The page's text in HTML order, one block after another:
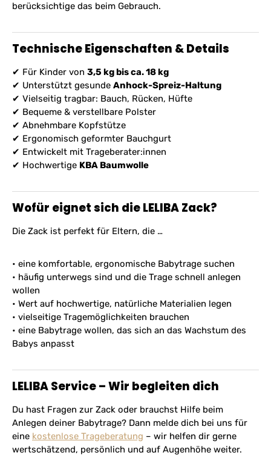
berücksichtige das beim Gebrauch.
Technische Eigenschaften & Details
✔ Für Kinder von 3,5 kg bis ca. 18 kg
✔ Unterstützt gesunde Anhock-Spreiz-Haltung
✔ Vielseitig tragbar: Bauch, Rücken, Hüfte
✔ Bequeme & verstellbare Polster
✔ Abnehmbare Kopfstütze
✔ Ergonomisch geformter Bauchgurt
✔ Entwickelt mit Trageberater:innen
✔ Hochwertige KBA Baumwolle
Wofür eignet sich die LELIBA Zack?
Die Zack ist perfekt für Eltern, die …
• eine komfortable, ergonomische Babytrage suchen
• häufig unterwegs sind und die Trage schnell anlegen
wollen
• Wert auf hochwertige, natürliche Materialien legen
• vielseitige Tragemöglichkeiten brauchen
• eine Babytrage wollen, das sich an das Wachstum des
Babys anpasst
LELIBA Service – Wir begleiten dich
Du hast Fragen zur Zack oder brauchst Hilfe beim
Anlegen deiner Babytrage? Dann melde dich bei uns für
eine kostenlose Trageberatung – wir helfen dir gerne
wertschätzend, persönlich und auf Augenhöhe weiter.